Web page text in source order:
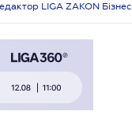
LIGA ZAKON Бізнес